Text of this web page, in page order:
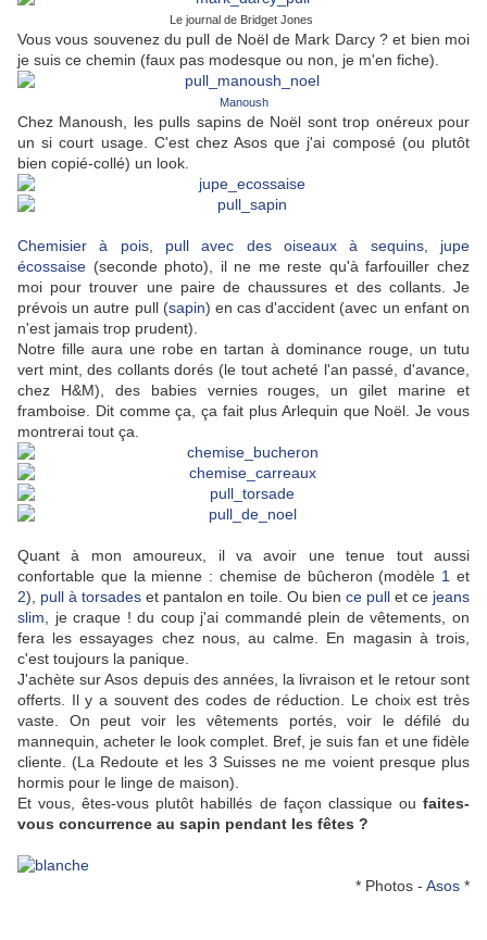
Le journal de Bridget Jones
Vous vous souvenez du pull de Noël de Mark Darcy ? et bien moi
je suis ce chemin (faux pas modesque ou non, je m'en fiche).
Manoush
Chez Manoush, les pulls sapins de Noël sont trop onéreux pour
un si court usage. C'est chez Asos que j'ai composé (ou plutôt
bien copié-collé) un look.
Chemisier à pois, pull avec des oiseaux à sequins, jupe
écossaise (seconde photo), il ne me reste qu'à farfouiller chez
moi pour trouver une paire de chaussures et des collants. Je
prévois un autre pull (sapin) en cas d'accident (avec un enfant on
n'est jamais trop prudent).
Notre fille aura une robe en tartan à dominance rouge, un tutu
vert mint, des collants dorés (le tout acheté l'an passé, d'avance,
chez H&M), des babies vernies rouges, un gilet marine et
framboise. Dit comme ça, ça fait plus Arlequin que Noël. Je vous
montrerai tout ça.
Quant à mon amoureux, il va avoir une tenue tout aussi
confortable que la mienne : chemise de bûcheron (modèle 1 et
2), pull à torsades et pantalon en toile. Ou bien ce pullet ce jeans
slim , je craque ! du coup j'ai commandé plein de vêtements, on
fera les essayages chez nous, au calme. En magasin à trois,
c'est toujours la panique.
J'achète sur Asos depuis des années, la livraison et le retour sont
offerts. Il y a souvent des codes de réduction. Le choix est très
vaste. On peut voir les vêtements portés, voir le défilé du
mannequin, acheter le look complet. Bref, je suis fan et une fidèle
cliente. (La Redoute et les 3 Suisses ne me voient presque plus
hormis pour le linge de maison).
Et vous, êtes-vous plutôt habillés de façon classique ou faites-
vous concurrence au sapin pendant les fêtes ?
* Photos - Asos *